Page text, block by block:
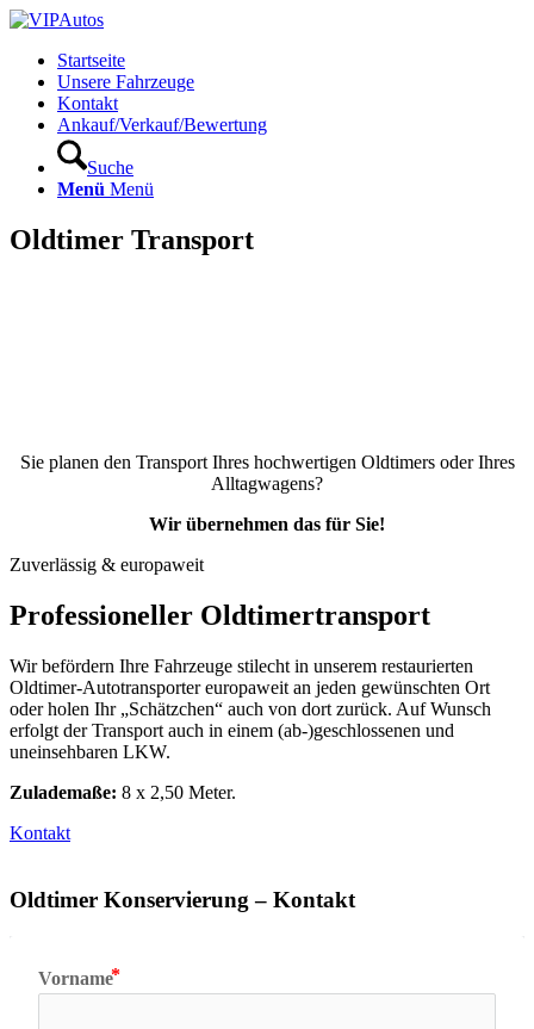
Startseite
Unsere Fahrzeuge
Kontakt
Ankauf/Verkauf/Bewertung
Suche
Menü Menü
Oldtimer Transport
Sie planen den Transport Ihres hochwertigen Oldtimers oder Ihres
Alltagwagens?
Wir übernehmen das für Sie!
Zuverlässig & europaweit
Professioneller Oldtimertransport
Wir befördern Ihre Fahrzeuge stilecht in unserem restaurierten
Oldtimer-Autotransporter europaweit an jeden gewünschten Ort
oder holen Ihr „Schätzchen“ auch von dort zurück. Auf Wunsch
erfolgt der Transport auch in einem (ab-)geschlossenen und
uneinsehbaren LKW.
Zulademaße: 8 x 2,50 Meter.
Kontakt
Oldtimer Konservierung – Kontakt
Vorname